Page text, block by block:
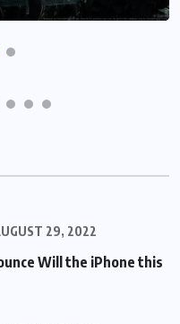
29, 2022
Will the iPhone this